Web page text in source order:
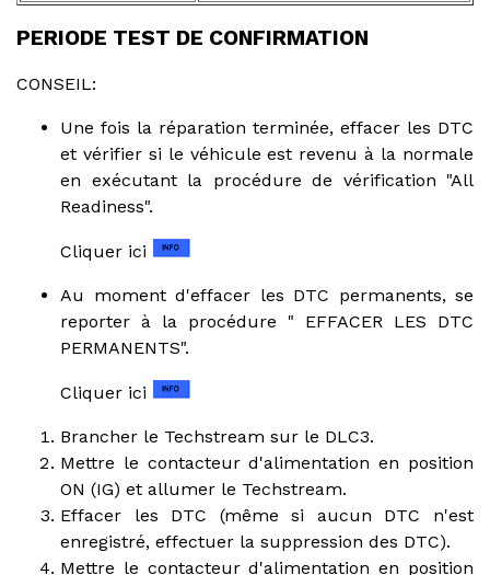
PERIODE TEST DE CONFIRMATION
CONSEIL:
Une fois la réparation terminée, effacer les DTC
et vérifier si le véhicule est revenu à la normale
en exécutant la procédure de vérification "All
Readiness".
Cliquer ici
Au moment d'effacer les DTC permanents, se
reporter à la procédure " EFFACER LES DTC
PERMANENTS".
Cliquer ici
Brancher le Techstream sur le DLC3.
Mettre le contacteur d'alimentation en position
ON (IG) et allumer le Techstream.
Effacer les DTC (même si aucun DTC n'est
enregistré, effectuer la suppression des DTC).
Mettre le contacteur d'alimentation en position